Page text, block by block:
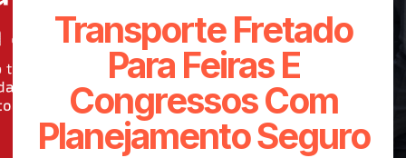
Transporte Fretado
Para Feiras E
Congressos Com
Planejamento Seguro